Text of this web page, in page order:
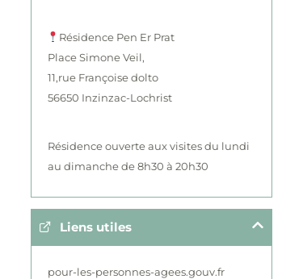
Résidence Pen Er Prat
Place Simone Veil,
11,rue Françoise dolto
56650 Inzinzac-Lochrist
Résidence ouverte aux visites du lundi
au dimanche de 8h30 à 20h30
Liens utiles
pour-les-personnes-agees.gouv.fr